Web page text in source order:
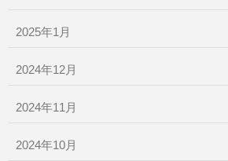
2025年1月
2024年12月
2024年11月
2024年10月